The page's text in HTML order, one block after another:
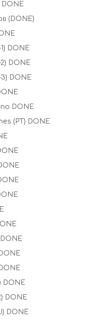
DONE
ย (DONE)
DONE
DONE
DONE
DONE
(PT) DONE
DONE
DONE
DONE